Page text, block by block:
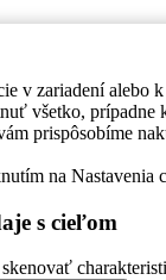
v zariadení
všetko, prípadne
prispôsobíme
na Nastavenia
s cieľom